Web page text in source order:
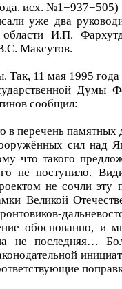
исх. №1−937−505)
уже два
И.П.
Максутов.
Так, 11 мая 1995 года
Думы
сообщил:
перечень памятных
сил над
что такого
не поступило.
не сочли
Великой
обоснованно, и
не последняя…